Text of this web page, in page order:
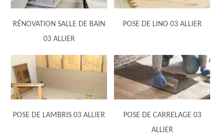
RÉNOVATION SALLE DE BAIN
03 ALLIER
POSE DE LINO 03 ALLIER
POSE DE LAMBRIS 03 ALLIER
POSE DE CARRELAGE 03
ALLIER